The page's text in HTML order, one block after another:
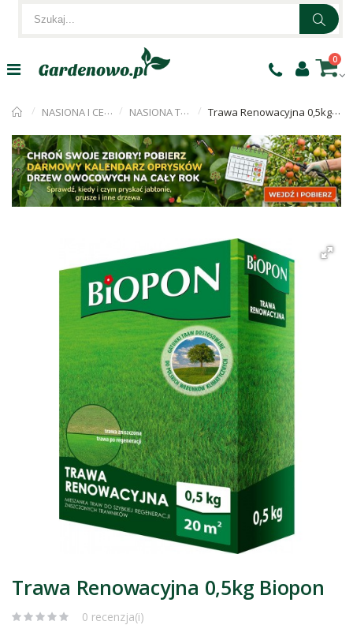
0
NASIONA I CEBULKI NASIONA TRAWY Trawa Renowacyjna 0,5kg Biopon
Trawa Renowacyjna 0,5kg Biopon
0 recenzja(i)